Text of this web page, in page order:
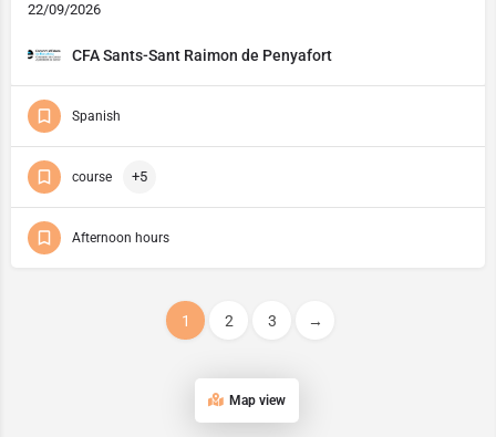
22/09/2026
CFA Sants-Sant Raimon de Penyafort
Spanish
course +5
Afternoon hours
1 2 3 →
Map view